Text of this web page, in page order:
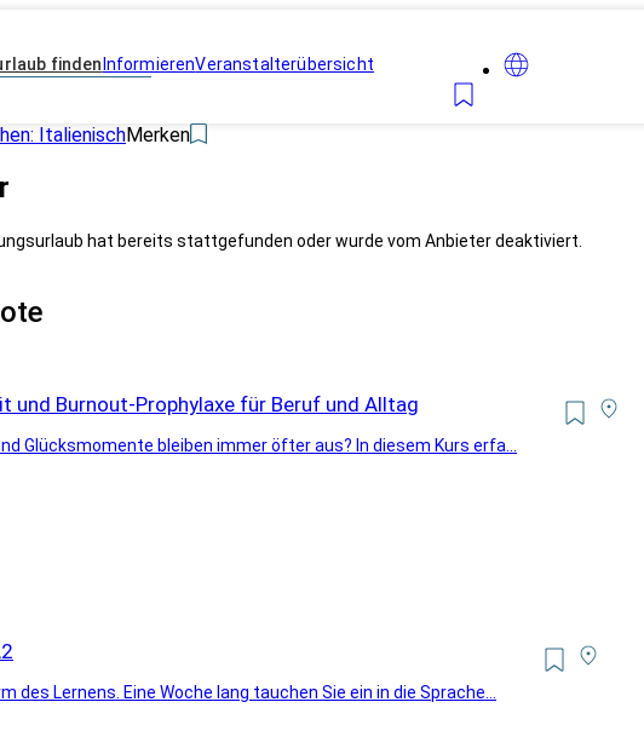
finden InformierenVeranstalterübersicht
ItalienischMerken
hat bereits stattgefunden oder wurde vom Anbieter deaktiviert.
und Burnout-Prophylaxe für Beruf und Alltag
Glücksmomente bleiben immer öfter aus? In diesem Kurs erfa...
Lernens. Eine Woche lang tauchen Sie ein in die Sprache...